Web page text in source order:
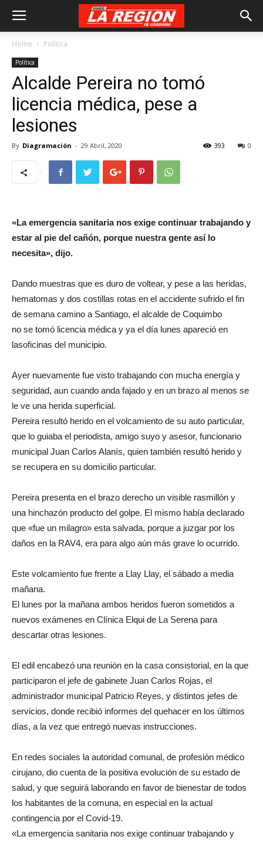
Home Política
Política
Alcalde Pereira no tomó
licencia médica, pese a
lesiones
By Diagramación - 29 Abril, 2020 0
393
«La emergencia sanitaria nos exige continuar trabajando y
estar al pie del cañón, porque nuestra gente así lo
necesita», dijo.
Dando muestras que es duro de voltear, y pese a las heridas,
hematomas y dos costillas rotas en el accidente sufrido el fin
de semana camino a Santiago, el alcalde de Coquimbo
no se tomó licencia médica y ya el día lunes apareció en
lasoficinas del municipio.
Ayer nuevamente fue visto trabajando con mucha energía y
seguridad, aun cuando anda fajado y en un brazo al menos se
le ve una herida superficial.
Pereira resultó herido en el volcamiento de su auto particular,
que lo guiaba el periodista, amigo suyo y asesor, funcionario
municipal Juan Carlos Alanís, quien también resultó herido y
se recupera en su domicilio particular.
Pereira presenta en el brazo derecho un visible rasmillón y
una hinchazón producto del golpe. El mismo había declarado
que «fue un milagro» esta salvada, porque a juzgar por los
daños en la RAV4, era para algo aún más grave lo ocurrido.
Este volcamiento fue frente a Llay Llay, el sábado a media
mañana.
El lunes por la mañana ambos heridos fueron sometidos a
nuevos exámenes en Clínica Elqui de La Serena para
descartar otras lesiones.
El edil encabezó una reunión en la casa consistorial, en la que
participaron el jefe de gabinete Juan Carlos Rojas, el
administrador municipal Patricio Reyes, y distintos jefes de
servicios, donde recibió informes del quehacer en los últimos
días, a la vez que entregó nuevas instrucciones.
En redes sociales la autoridad comunal, de profesión médico
cirujano, dio cuenta de la positiva evolución de su estado de
salud, y que seguirá laborando en favor de bienestar de todos
los habitantes de la comuna, en especial en la actual
contingencia por el Covid-19.
«La emergencia sanitaria nos exige continuar trabajando y